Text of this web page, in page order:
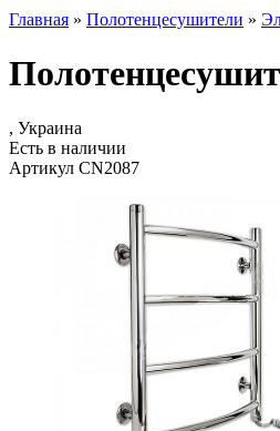
Главная » Полотенцесушители »
, Украина
Есть в наличии
Артикул CN2087